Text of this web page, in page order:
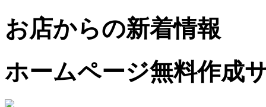
お店からの新着情報
ホームページ無料作成